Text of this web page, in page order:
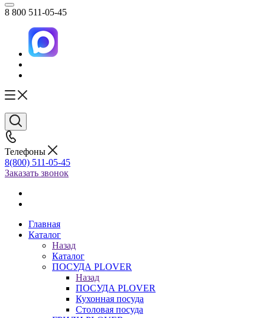
8 800 511-05-45
Телефоны
8(800) 511-05-45
Заказать звонок
Главная
Каталог
Назад
Каталог
ПОСУДА PLOVER
Назад
ПОСУДА PLOVER
Кухонная посуда
Столовая посуда